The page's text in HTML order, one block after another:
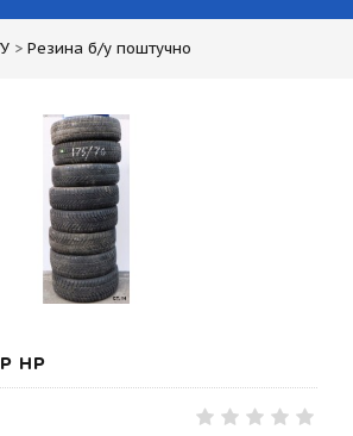
> Резина б/у поштучно
HP